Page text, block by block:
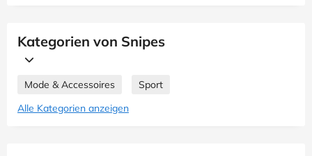
Kategorien von Snipes
Mode & Accessoires
Sport
Alle Kategorien anzeigen